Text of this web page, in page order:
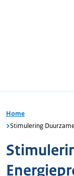
Home
Stimulering